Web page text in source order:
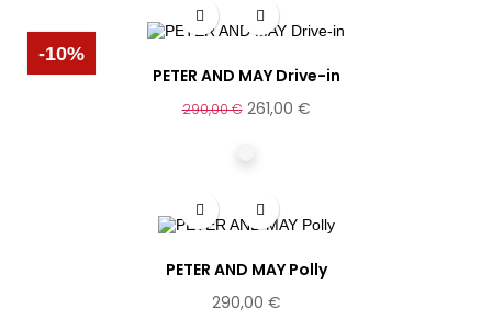
-10%
PETER AND MAY Drive-in
290,00 € 261,00 €
PETER AND MAY Polly
290,00 €